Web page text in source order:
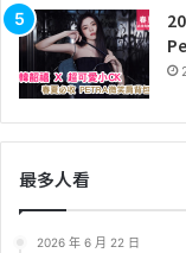
最多人看
2026 年 6 月 22 日